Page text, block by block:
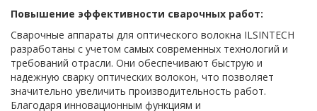
Повышение эффективности сварочных работ:
Сварочные аппараты для оптического волокна ILSINTECH
разработаны с учетом самых современных технологий и
требований отрасли. Они обеспечивают быструю и
надежную сварку оптических волокон, что позволяет
значительно увеличить производительность работ.
Благодаря инновационным функциям и